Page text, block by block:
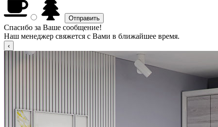
Спасибо за Ваше сообщение!
Наш менеджер свяжется с Вами в ближайшее время.